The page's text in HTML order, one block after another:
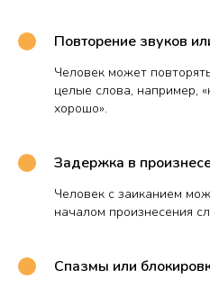
Повторение звуков
Человек может
целые слова, например,
хорошо».
Задержка в
Человек с заиканием
началом произнесения
Спазмы или